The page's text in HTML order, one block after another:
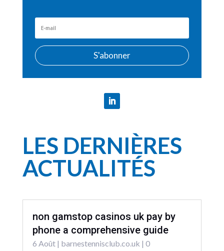
S'abonner
LES DERNIÈRES
ACTUALITÉS
non gamstop casinos uk pay by
phone a comprehensive guide
6 Août| barnestennisclub.co.uk | 0